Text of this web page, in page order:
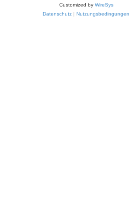
Customized by WireSys
Datenschutz | Nutzungsbedingungen